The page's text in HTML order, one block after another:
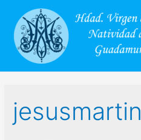
jesusmartin